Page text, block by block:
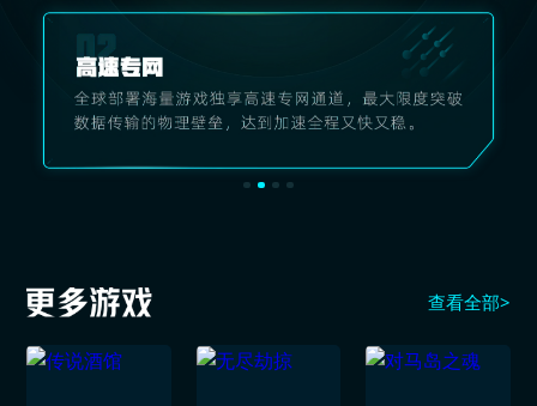
查看全部>